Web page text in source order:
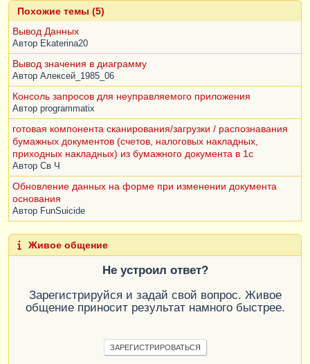
Похожие темы (5)
Вывод Данных
Автор Ekaterina20
Вывод значения в диаграмму
Автор Алексей_1985_06
Консоль запросов для неуправляемого приложения
Автор programmatix
готовая компонента сканирования/загрузки / распознавания
бумажных документов (счетов, налоговых накладных,
приходных накладных) из бумажного документа в 1с
Автор Св Ч
Обновление данных на форме при изменении документа
основания
Автор FunSuicide
Живое общение
Не устроил ответ?
Зарегистрируйся и задай свой вопрос. Живое
общение приносит результат намного быстрее.
ЗАРЕГИСТРИРОВАТЬСЯ